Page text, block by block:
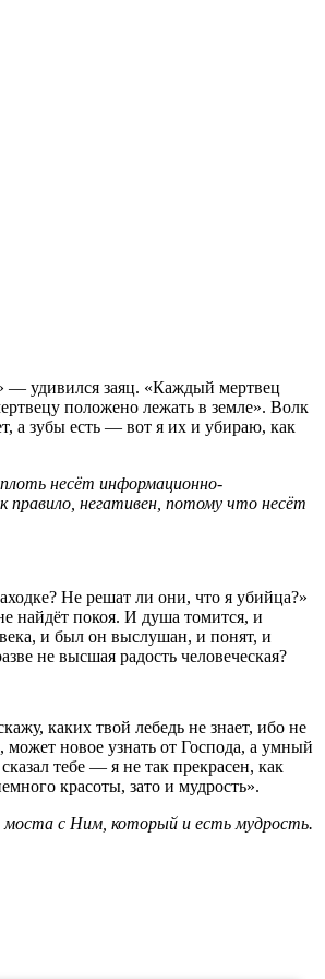
— удивился заяц. «Каждый мертвец
положено лежать в земле». Волк
а зубы есть — вот я их и убираю, как
несёт информационно-
правило, негативен, потому что несёт
Не решат ли они, что я убийца?»
найдёт покоя. И душа томится, и
и был он выслушан, и понят, и
не высшая радость человеческая?
каких твой лебедь не знает, ибо не
новое узнать от Господа, а умный
тебе — я не так прекрасен, как
красоты, зато и мудрость».
моста с Ним, который и есть мудрость.